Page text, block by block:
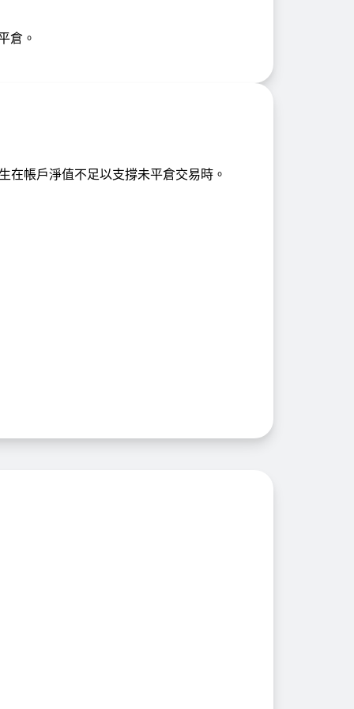
倉。
在帳戶淨值不足以支撐未平倉交易時。